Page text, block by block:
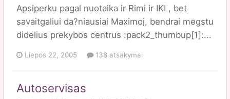
Apsiperku pagal nuotaika ir Rimi ir IKI , bet
savaitgaliui da?niausiai Maximoj, bendrai megstu
didelius prekybos centrus :pack2_thumbup[1]:...
Liepos 22, 2005 138 atsakymai
Autoservisas